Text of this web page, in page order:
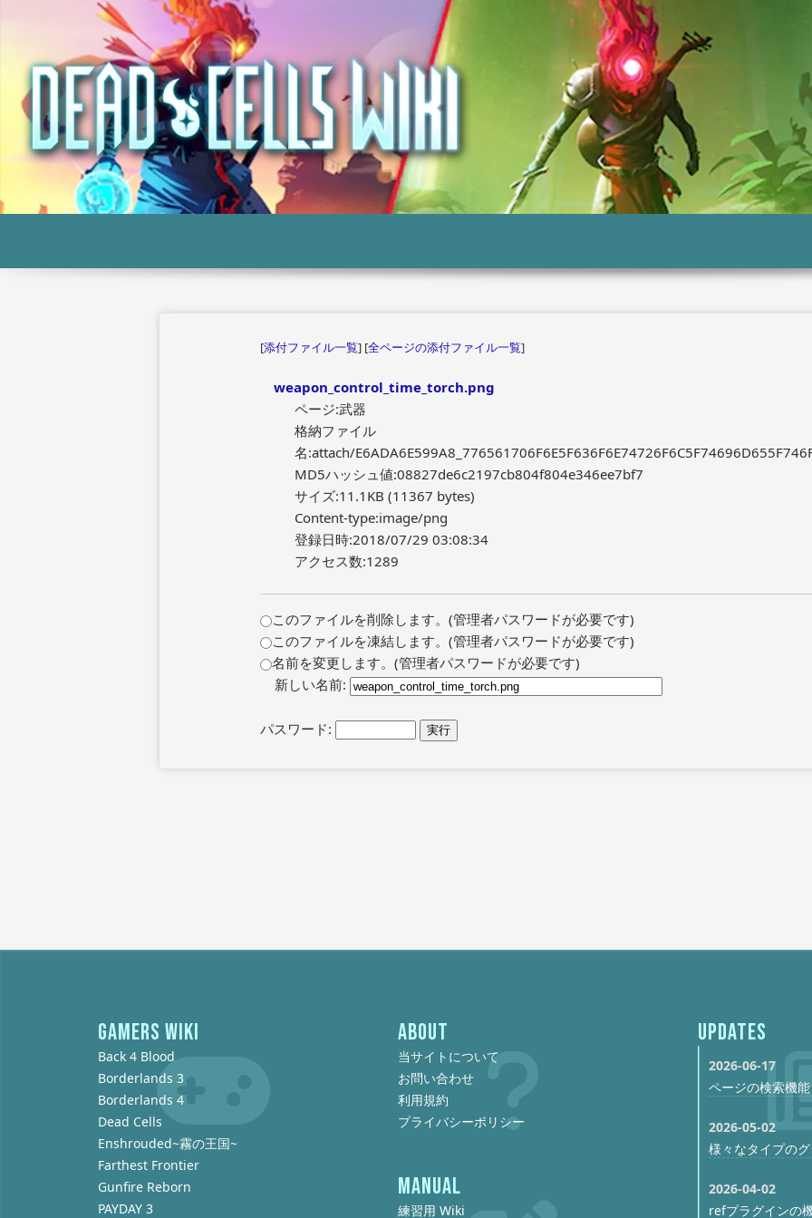
[添付ファイル一覧] [全ページの添付ファイル一覧]
weapon_control_time_torch.png
ページ:武器
格納ファイル
名:attach/
MD5ハッシュ値:08827de6c2197cb804f804e346ee7bf7
サイズ:11.1KB (11367 bytes)
Content-type:image/png
登録日時:2018/07/29 03:08:34
アクセス数:1289
このファイルを削除します。(管理者パスワードが必要です)
このファイルを凍結します。(管理者パスワードが必要です)
名前を変更します。(管理者パスワードが必要です)
新しい名前:
パスワード:
GAMERS WIKI
Back 4 Blood
Borderlands 3
Borderlands 4
Dead Cells
Enshrouded~霧の王国~
Farthest Frontier
Gunfire Reborn
PAYDAY 3
ABOUT
当サイトについて
お問い合わせ
利用規約
プライバシーポリシー
MANUAL
練習用 Wiki
UPDATES
2026-06-17
ページの検索機能
2026-05-02
様々なタイプの
2026-04-02
refプラグインの